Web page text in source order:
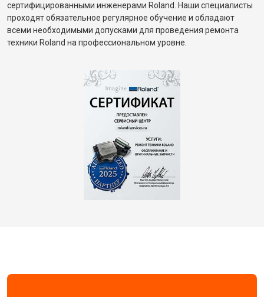
сертифицированными инженерами Roland. Наши специалисты
проходят обязательное регулярное обучение и обладают
всеми необходимыми допусками для проведения ремонта
техники Roland на профессиональном уровне.